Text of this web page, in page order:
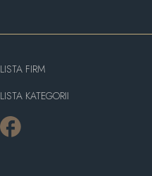
LISTA FIRM
LISTA KATEGORII